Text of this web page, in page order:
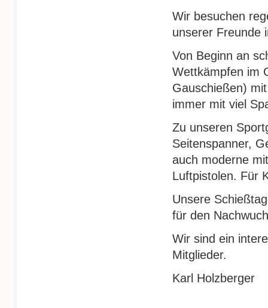
Wir besuchen
unserer Freunde
Von Beginn an
Wettkämpfen im
Gauschießen)
immer mit viel
Zu unseren
Seitenspanner,
auch moderne
Luftpistolen. Für
Unsere
für den
Wir sind ein
Mitglieder.
Karl Holzberger